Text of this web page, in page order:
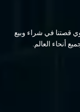
تروي قصتنا في شراء وبيع
أنحاء العالم.